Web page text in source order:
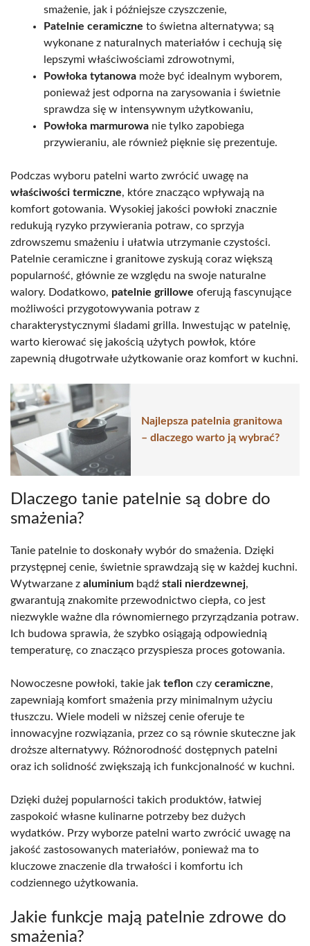
smażenie, jak i późniejsze czyszczenie,
Patelnie ceramiczne to świetna alternatywa; są
wykonane z naturalnych materiałów i cechują się
lepszymi właściwościami zdrowotnymi,
Powłoka tytanowa może być idealnym wyborem,
ponieważ jest odporna na zarysowania i świetnie
sprawdza się w intensywnym użytkowaniu,
Powłoka marmurowa nie tylko zapobiega
przywieraniu, ale również pięknie się prezentuje.
Podczas wyboru patelni warto zwrócić uwagę na
właściwości termiczne, które znacząco wpływają na
komfort gotowania. Wysokiej jakości powłoki znacznie
redukują ryzyko przywierania potraw, co sprzyja
zdrowszemu smażeniu i ułatwia utrzymanie czystości.
Patelnie ceramiczne i granitowe zyskują coraz większą
popularność, głównie ze względu na swoje naturalne
walory. Dodatkowo, patelnie grillowe oferują fascynujące
możliwości przygotowywania potraw z
charakterystycznymi śladami grilla. Inwestując w patelnię,
warto kierować się jakością użytych powłok, które
zapewnią długotrwałe użytkowanie oraz komfort w kuchni.
Najlepsza patelnia granitowa
– dlaczego warto ją wybrać?
Dlaczego tanie patelnie są dobre do
smażenia?
Tanie patelnie to doskonały wybór do smażenia. Dzięki
przystępnej cenie, świetnie sprawdzają się w każdej kuchni.
Wytwarzane z aluminium bądź stali nierdzewnej,
gwarantują znakomite przewodnictwo ciepła, co jest
niezwykle ważne dla równomiernego przyrządzania potraw.
Ich budowa sprawia, że szybko osiągają odpowiednią
temperaturę, co znacząco przyspiesza proces gotowania.
Nowoczesne powłoki, takie jak teflon czy ceramiczne,
zapewniają komfort smażenia przy minimalnym użyciu
tłuszczu. Wiele modeli w niższej cenie oferuje te
innowacyjne rozwiązania, przez co są równie skuteczne jak
droższe alternatywy. Różnorodność dostępnych patelni
oraz ich solidność zwiększają ich funkcjonalność w kuchni.
Dzięki dużej popularności takich produktów, łatwiej
zaspokoić własne kulinarne potrzeby bez dużych
wydatków. Przy wyborze patelni warto zwrócić uwagę na
jakość zastosowanych materiałów, ponieważ ma to
kluczowe znaczenie dla trwałości i komfortu ich
codziennego użytkowania.
Jakie funkcje mają patelnie zdrowe do
smażenia?